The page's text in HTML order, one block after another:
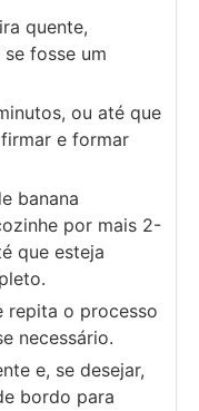
quente,
fosse um
ou até que
e formar
banana
por mais 2-
que esteja
repita o processo
necessário.
e, se desejar,
bordo para